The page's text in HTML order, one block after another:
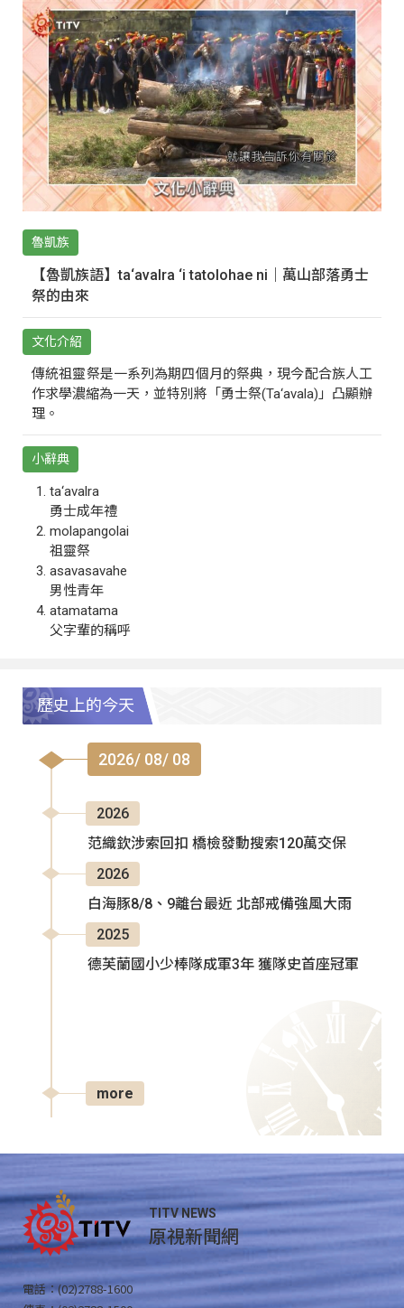
魯凱族
【魯凱族語】ta‘avalra ‘i tatolohae ni｜萬山部落勇士
祭的由來
文化介紹
傳統祖靈祭是一系列為期四個月的祭典，現今配合族人工
作求學濃縮為一天，並特別將「勇士祭(Ta‘avala)」凸顯辦
理。
小辭典
ta‘avalra
勇士成年禮
molapangolai
祖靈祭
asavasavahe
男性青年
atamatama
父字輩的稱呼
歷史上的今天
2026/ 08/ 08
2026
范織欽涉索回扣 橋檢發動搜索120萬交保
2026
白海豚8/8、9離台最近 北部戒備強風大雨
2025
德芙蘭國小少棒隊成軍3年 獲隊史首座冠軍
more
TITV NEWS
原視新聞網
電話：(02)2788-1600